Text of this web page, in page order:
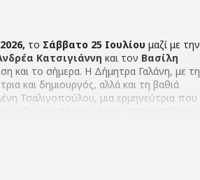
το Σάββατο 25 Iουλίου μαζί με την
Κατσιγιάννη και τον Βασίλη
και το σήμερα. Η Δήμητρα Γαλάνη, με τη
και δημιουργός, αλλά και τη βαθιά
Τσαλιγοπούλου, μια ερμηνεύτρια που